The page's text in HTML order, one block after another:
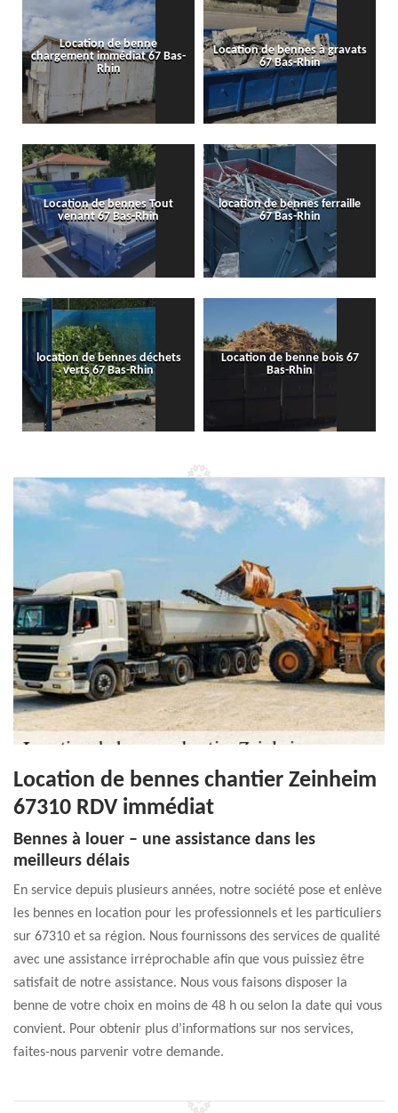
Location de benne
chargement immédiat 67 Bas-
Rhin
Location de bennes à gravats
67 Bas-Rhin
Location de bennes Tout
venant 67 Bas-Rhin
location de bennes ferraille
67 Bas-Rhin
location de bennes déchets
verts 67 Bas-Rhin
Location de benne bois 67
Bas-Rhin
Location de bennes chantier Zeinheim
67310 RDV immédiat
Bennes à louer – une assistance dans les
meilleurs délais
En service depuis plusieurs années, notre société pose et enlève
les bennes en location pour les professionnels et les particuliers
sur 67310 et sa région. Nous fournissons des services de qualité
avec une assistance irréprochable afin que vous puissiez être
satisfait de notre assistance. Nous vous faisons disposer la
benne de votre choix en moins de 48 h ou selon la date qui vous
convient. Pour obtenir plus d’informations sur nos services,
faites-nous parvenir votre demande.